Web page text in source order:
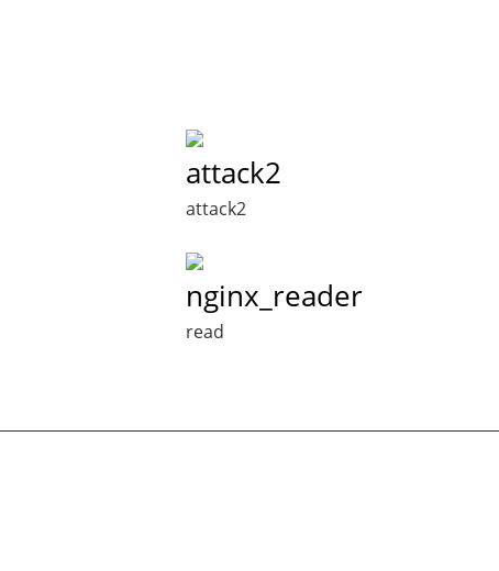
attack2
attack2
nginx_reader
read